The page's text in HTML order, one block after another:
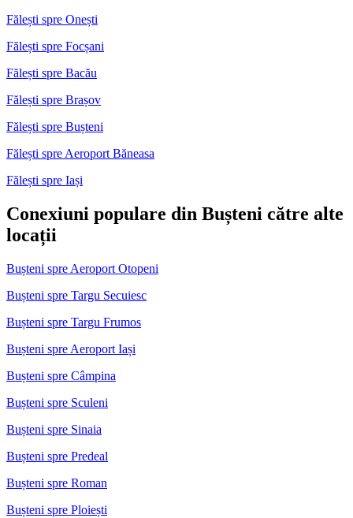
Fălești spre Onești
Fălești spre Focșani
Fălești spre Bacău
Fălești spre Brașov
Fălești spre Bușteni
Fălești spre Aeroport Băneasa
Fălești spre Iași
Conexiuni populare din Bușteni către alte
locații
Bușteni spre Aeroport Otopeni
Bușteni spre Targu Secuiesc
Bușteni spre Targu Frumos
Bușteni spre Aeroport Iași
Bușteni spre Câmpina
Bușteni spre Sculeni
Bușteni spre Sinaia
Bușteni spre Predeal
Bușteni spre Roman
Bușteni spre Ploiești